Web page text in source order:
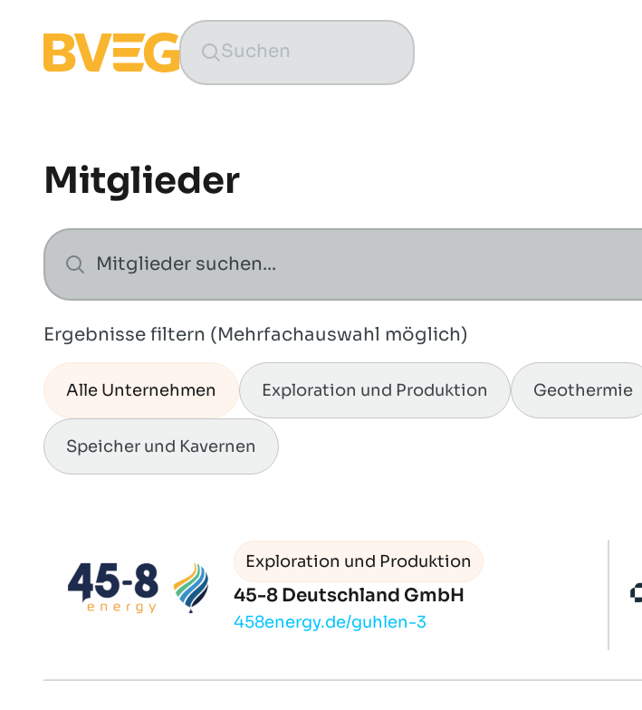
Mitglieder
Ergebnisse filtern (Mehrfachauswahl möglich)
Alle Unternehmen Exploration und Produktion Geothermie
Speicher und Kavernen
Exploration und Produktion
45-8 Deutschland GmbH
458energy.de/guhlen-3